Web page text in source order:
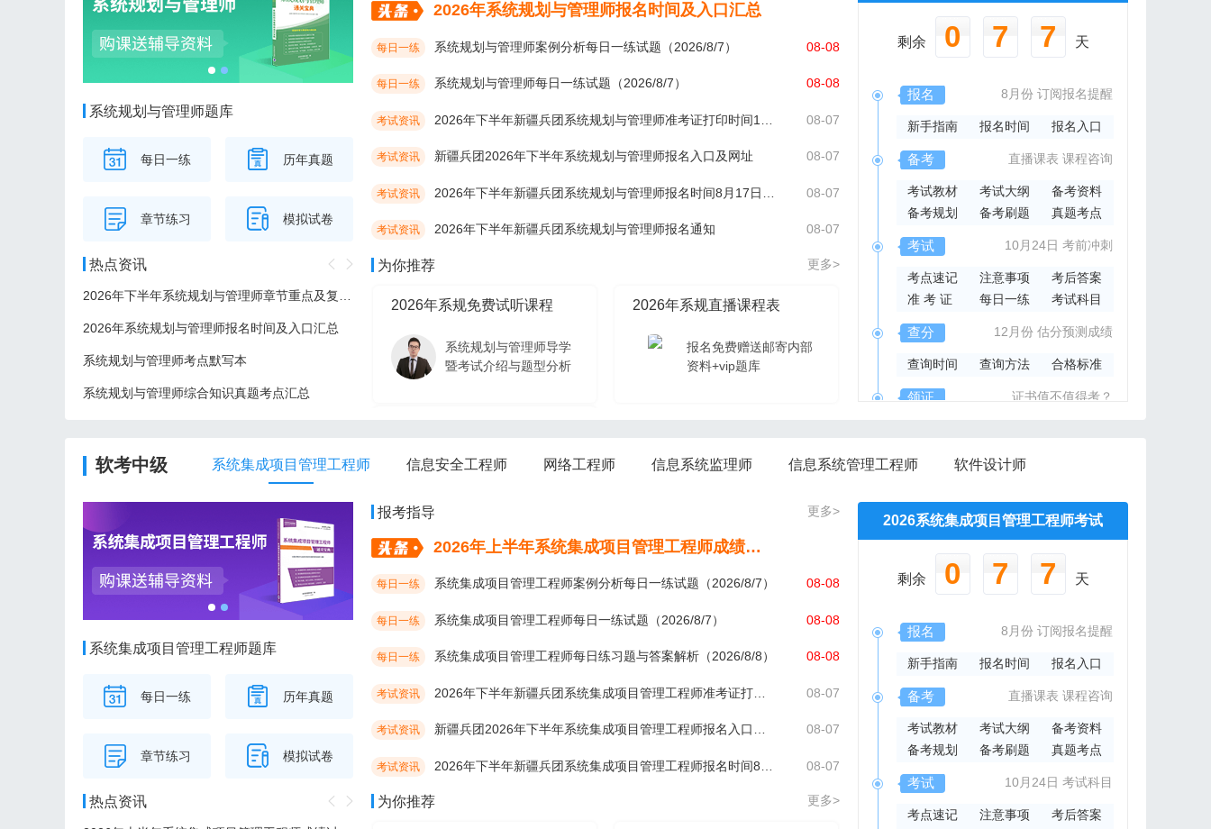
系统规划与管理师题库
每日一练 历年真题
章节练习 模拟试卷
热点资讯
2026年系统规划与管理师报名时间及入口汇总
系统规划与管理师考点默写本
系统规划与管理师综合知识真题考点汇总
2026年系统规划与管理师报名时间及入口汇总
每日一练 系统规划与管理师案例分析每日一练试题（2026/8/7） 08-08
每日一练 系统规划与管理师每日一练试题（2026/8/7） 08-08
考试资讯 08-07
考试资讯 新疆兵团2026年下半年系统规划与管理师报名入口及网址 08-07
考试资讯 08-07
考试资讯 2026年下半年新疆兵团系统规划与管理师报名通知 08-07
为你推荐 更多>
2026年系规免费试听课程
系统规划与管理师导学
暨考试介绍与题型分析
2026年系规直播课程表
报名免费赠送邮寄内部
资料+vip题库
2026年系规内部辅导资料
报班免费邮寄辅导资料
信管网精心组编资料集
系统规划与管理师导学
剩余 0 7 7 天
报名 8月份 订阅报名提醒
新手指南 报名时间 报名入口
备考 直播课表 课程咨询
考试教材 考试大纲
备考资料
备考规划
备考刷题 真题考点
考试 10月24日 考前冲刺
考点速记 注意事项
考后答案
准 考 证
每日一练 考试科目
查分 12月份 估分预测成绩
查询时间 查询方法 合格标准
领证 证书值不值得考？
软考中级 系统集成项目管理工程师 信息安全工程师 网络工程师 信息系统监理师 信息系统管理工程师 软件设计师
系统集成项目管理工程师题库
每日一练 历年真题
章节练习 模拟试卷
热点资讯
报考指导 更多>
2026年上半年系统集成项目管理工程师成绩考后多久公布？
每日一练 系统集成项目管理工程师案例分析每日一练试题（2026/8/7） 08-08
每日一练 系统集成项目管理工程师每日一练试题（2026/8/7） 08-08
每日一练 系统集成项目管理工程师每日练习题与答案解析（2026/8/8） 08-08
考试资讯 08-07
考试资讯 08-07
考试资讯 08-07
为你推荐 更多>
2026系统集成项目管理工程师考试
剩余 0 7 7 天
报名 8月份 订阅报名提醒
新手指南 报名时间 报名入口
备考 直播课表 课程咨询
考试教材 考试大纲
备考资料
备考规划
备考刷题 真题考点
考试 10月24日 考试科目
考点速记 注意事项
考后答案